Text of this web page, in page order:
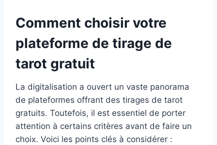
Comment choisir votre
plateforme de tirage de
tarot gratuit
La digitalisation a ouvert un vaste panorama
de plateformes offrant des tirages de tarot
gratuits. Toutefois, il est essentiel de porter
attention à certains critères avant de faire un
choix. Voici les points clés à considérer :